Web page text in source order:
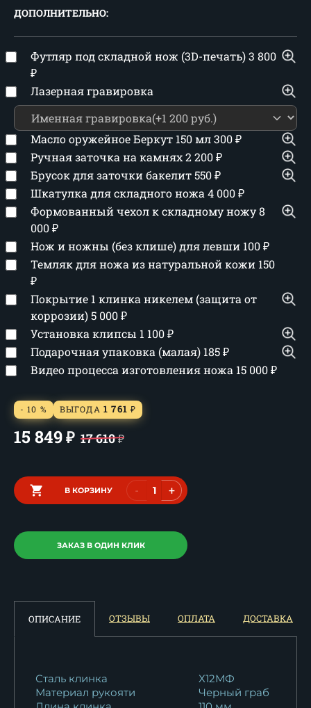
ДОПОЛНИТЕЛЬНО:
Футляр под складной нож (3D-печать)3 800
₽
Лазерная гравировка
Масло оружейное Беркут 150 мл300₽
Ручная заточка на камнях2 200₽
Брусок для заточки бакелит550₽
Шкатулка для складного ножа 4 000₽
Формованный чехол к складному ножу8
000₽
Нож и ножны (без клише) для левши 100₽
Темляк для ножа из натуральной кожи 150
₽
Покрытие 1 клинка никелем (защита от
коррозии)5 000₽
Установка клипсы 1 100₽
Подарочная упаковка (малая) 185₽
Видео процесса изготовления ножа 15 000₽
- 10 % ВЫГОДА 1 761 ₽
15 849₽ 17 610₽
В КОРЗИНУ - +
ЗАКАЗ В ОДИН КЛИК
ОПИСАНИЕ ОТЗЫВЫ ОПЛАТА ДОСТАВКА
Сталь клинка
Х12МФ
Материал рукояти
Черный граб